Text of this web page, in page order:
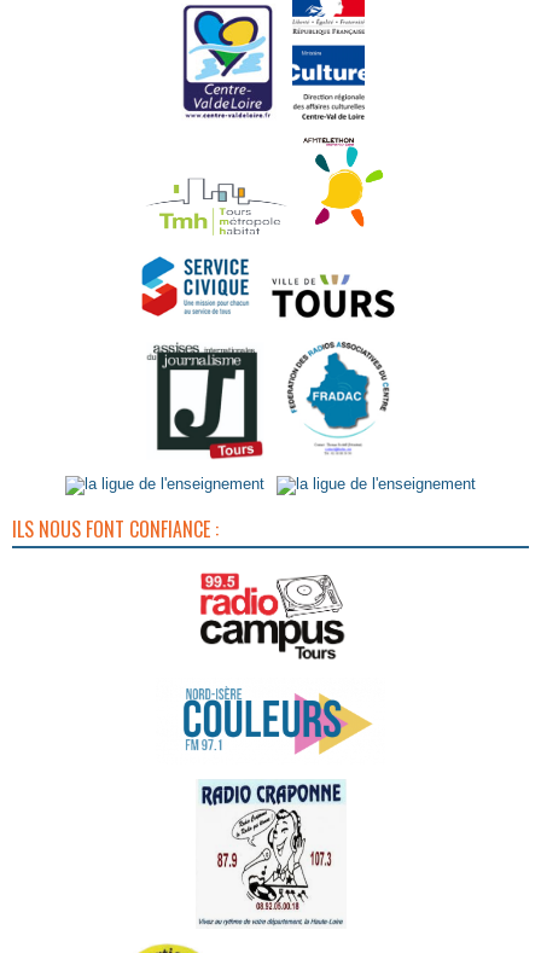
ILS NOUS FONT CONFIANCE :